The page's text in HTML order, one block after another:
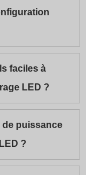
faciles à
LED ?
de puissance
?